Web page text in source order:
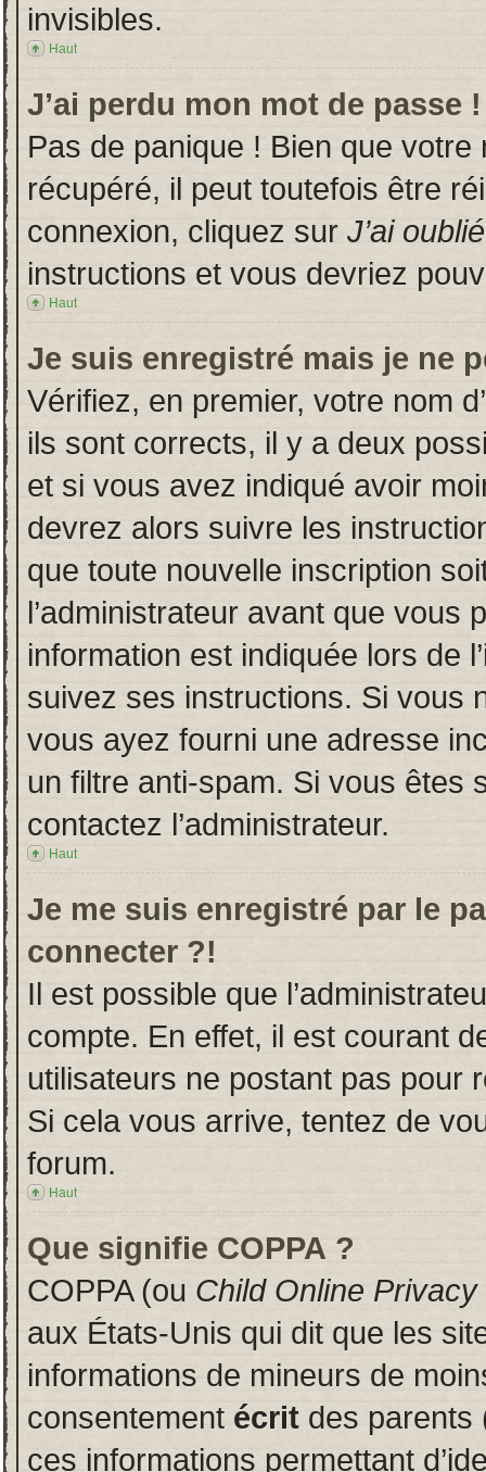
invisibles.
Haut
J’ai perdu mon mot de passe !
Pas de panique ! Bien que
récupéré, il peut toutefois être
connexion, cliquez sur J’ai
instructions et vous devriez
Haut
Je suis enregistré mais je ne
Vérifiez, en premier, votre nom
ils sont corrects, il y a deux
et si vous avez indiqué avoir
devrez alors suivre les
que toute nouvelle inscription
l’administrateur avant que vous
information est indiquée lors de
suivez ses instructions. Si vous
vous ayez fourni une adresse
un filtre anti-spam. Si vous êtes
contactez l’administrateur.
Haut
Je me suis enregistré par le
connecter ?!
Il est possible que
compte. En effet, il est courant
utilisateurs ne postant pas pour
Si cela vous arrive, tentez de
forum.
Haut
Que signifie COPPA ?
COPPA (ou Child Online
aux États-Unis qui dit que les
informations de mineurs de
consentement écrit des parents
ces informations permettant